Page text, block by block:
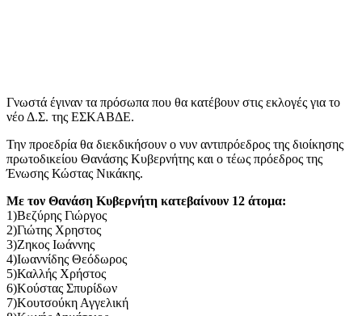
Γνωστά έγιναν τα πρόσωπα που θα κατέβουν στις εκλογές για το
νέο Δ.Σ. της ΕΣΚΑΒΔΕ.
Την προεδρία θα διεκδικήσουν ο νυν αντιπρόεδρος της διοίκησης
πρωτοδικείου Θανάσης Κυβερνήτης και ο τέως πρόεδρος της
Ένωσης Κώστας Νικάκης.
Με τον Θανάση Κυβερνήτη κατεβαίνουν 12 άτομα:
1)Βεζύρης Γιώργος
2)Γιώτης Χρηστος
3)Ζηκος Ιωάννης
4)Ιωαννίδης Θεόδωρος
5)Καλλής Χρήστος
6)Κούστας Σπυρίδων
7)Κουτσούκη Αγγελική